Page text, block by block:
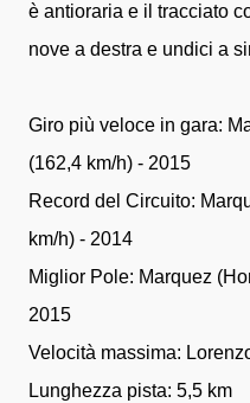
è antioraria e il tracciato
nove a destra e undici a
Giro più veloce in gara:
(162,4 km/h) - 2015
Record del Circuito:
km/h) - 2014
Miglior Pole: Marquez
2015
Velocità massima:
Lunghezza pista: 5,5 km